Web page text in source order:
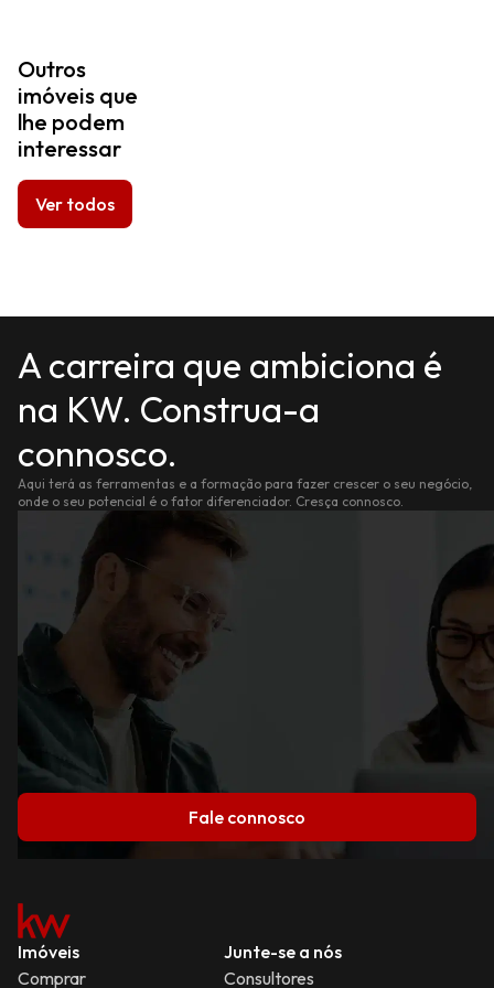
Outros
imóveis que
lhe podem
interessar
Ver todos
A carreira que ambiciona é
na KW. Construa-a
connosco.
Aqui terá as ferramentas e a formação para fazer crescer o seu negócio,
onde o seu potencial é o fator diferenciador. Cresça connosco.
Fale connosco
Imóveis
Comprar
Junte-se a nós
Consultores